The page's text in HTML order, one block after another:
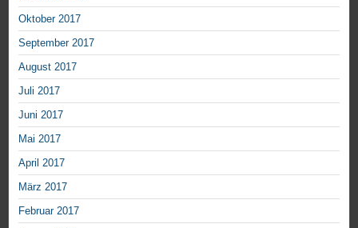
Oktober 2017
September 2017
August 2017
Juli 2017
Juni 2017
Mai 2017
April 2017
März 2017
Februar 2017